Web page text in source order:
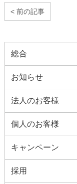
< 前の記事
総合
お知らせ
法人のお客様
個人のお客様
キャンペーン
採用